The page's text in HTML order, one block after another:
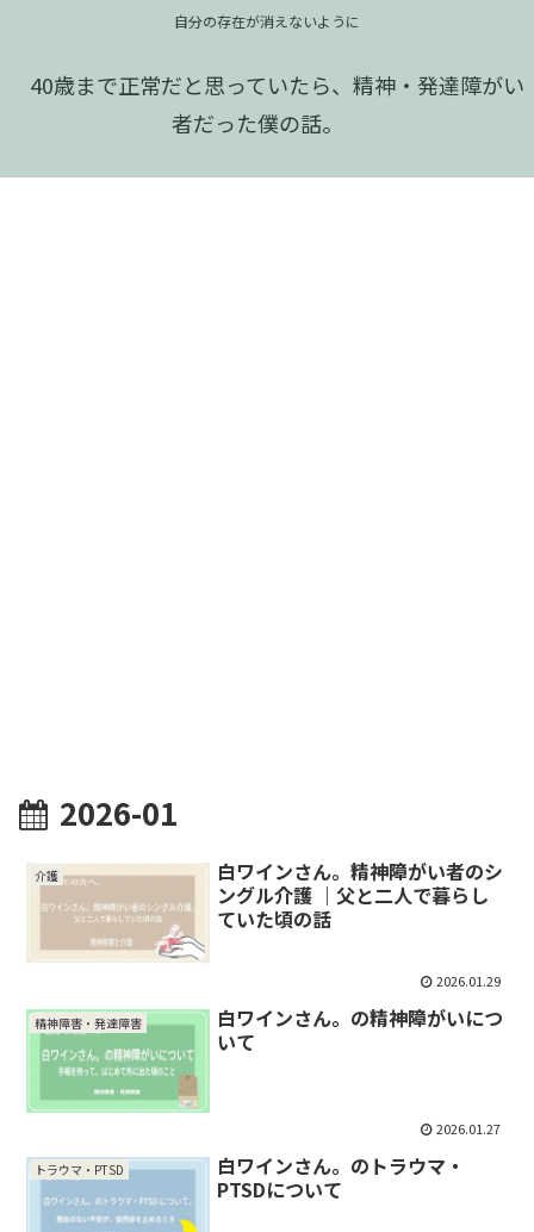
自分の存在が消えないように
40歳まで正常だと思っていたら、精神・発達障がい
者だった僕の話。
2026-01
介護
白ワインさん。精神障がい者のシ
ングル介護 ｜父と二人で暮らし
ていた頃の話
2026.01.29
精神障害・発達障害
白ワインさん。の精神障がいにつ
いて
2026.01.27
トラウマ・PTSD
白ワインさん。のトラウマ・
PTSDについて